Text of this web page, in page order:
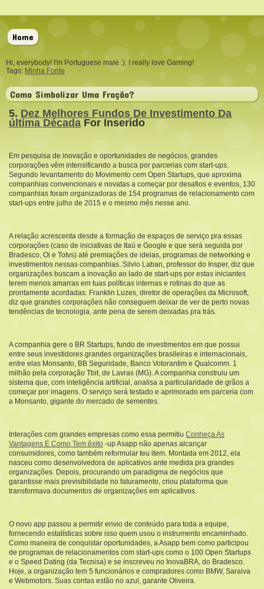
Home
Hi, everybody! I'm Portuguese male :). I really love Gaming!
Tags: Minha Fonte
Como Simbolizar Uma Fração?
5. Dez Melhores Fundos De Investimento Da
última Década For Inserido
Em pesquisa de inovação e oportunidades de negócios, grandes
corporações vêm intensificando a busca por parcerias com start-ups.
Segundo levantamento do Movimento cem Open Startups, que aproxima
companhias convencionais e novatas a começar por desafios e eventos, 130
companhias foram organizadoras de 154 programas de relacionamento com
start-ups entre julho de 2015 e o mesmo mês nesse ano.
A relação acrescenta desde a formação de espaços de serviço pra essas
corporações (caso de iniciativas de Itaú e Google e que será seguida por
Bradesco, Oi e Totvs) até premiações de ideias, programas de networking e
investimentos nessas companhias. Silvio Laban, professor do Insper, diz que
organizações buscam a inovação ao lado de start-ups por estas iniciantes
terem menos amarras em tuas políticas internas e rotinas do que as
prontamente acordadas. Franklin Luzes, diretor de operações da Microsoft,
diz que grandes corporações não conseguem deixar de ver de perto novas
tendências de tecnologia, ante pena de serem deixadas pra trás.
A companhia gere o BR Startups, fundo de investimentos em que possui
entre seus investidores grandes organizações brasileiras e internacionais,
entre elas Monsanto, BB Seguridade, Banco Votorantim e Qualcomm. 1
milhão pela corporação Tbit, de Lavras (MG). A companhia construiu um
sistema que, com inteligência artificial, analisa a particularidade de grãos a
começar por imagens. O serviço será testado e aprimorado em parceria com
a Monsanto, gigante do mercado de sementes.
Interações com grandes empresas como essa permitiu Conheça As
Vantagens E Como Tem êxito -up Asapp não apenas alcançar
consumidores, como também reformular teu item. Montada em 2012, ela
nasceu como desenvolvedora de aplicativos ante medida pra grandes
organizações. Depois, procurando um paradigma de negócios que
garantisse mais previsibilidade no faturamento, criou plataforma que
transformava documentos de organizações em aplicativos.
O novo app passou a permitir envio de conteúdo para toda a equipe,
fornecendo estatísticas sobre isso quem usou o instrumento encaminhado.
Como maneira de conquistar oportunidades, a Asapp bem como participou
de programas de relacionamentos com start-ups como o 100 Open Startups
e o Speed Dating (da Tecnisa) e se inscreveu no InovaBRA, do Bradesco.
Hoje, a organização tem 5 funcionários e compradores como BMW, Saraiva
e Webmotors. Suas contas estão no azul, garante Oliveira.